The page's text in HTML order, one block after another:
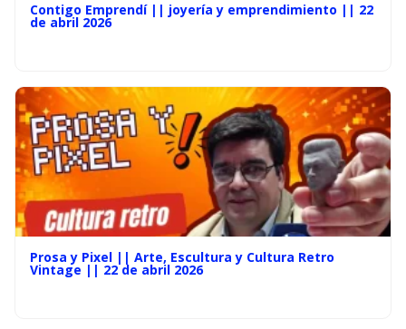
Contigo Emprendí || joyería y emprendimiento || 22
de abril 2026
Prosa y Pixel || Arte, Escultura y Cultura Retro
Vintage || 22 de abril 2026